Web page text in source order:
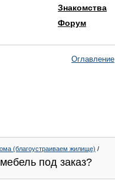
Знакомства
Форум
Оглавление
(благоустраиваем жилище) /
под заказ?